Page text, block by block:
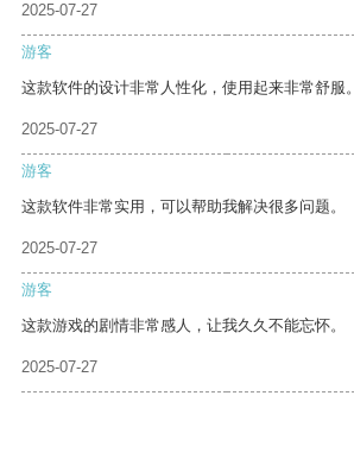
2025-07-27
游客
这款软件的设计非常人性化，使用起来非常舒服。
2025-07-27
游客
这款软件非常实用，可以帮助我解决很多问题。
2025-07-27
游客
这款游戏的剧情非常感人，让我久久不能忘怀。
2025-07-27